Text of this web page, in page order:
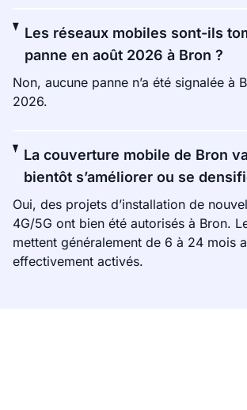
Les réseaux mobiles sont-ils
panne en août 2026 à Bron ?
Non, aucune panne n’a été signalée à
2026.
La couverture mobile de Bron
bientôt s’améliorer ou se
Oui, des projets d’installation de
4G/5G ont bien été autorisés à Bron.
mettent généralement de 6 à 24 mois
effectivement activés.